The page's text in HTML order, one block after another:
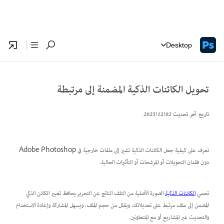
Desktop
تحويل الكائنات الذكية المضمنة إلى مرتبطة
تاريخ آخر تحديث02‏/12‏/2025
تعرف على كيفية جعل الكائنات الذكية تشير إلى ملفات خارجية في Adobe Photoshop
دون فقدان التحويلات أو المرشحات أو التأثيرات الحالية.
تحميالكائنات الذكيةالصورة الأصلية من التلف الناتج عن التحرير.يحافظ تغيير الكائن الذكي
المضمن إلى ملف مرتبط على تعديلاتك، ويقلل من حجم الملف، ويسهل المشاركة وإعادة الاستخدام
والتحديث عبر المشاريع أو مع المتعاونين.